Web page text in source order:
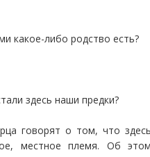
какое-либо родство есть?
здесь наши предки?
говорят о том, что
местное племя. Об